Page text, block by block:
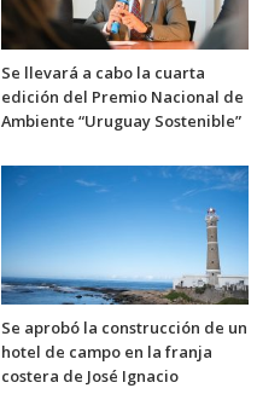
Se llevará a cabo la cuarta
edición del Premio Nacional de
Ambiente “Uruguay Sostenible”
Se aprobó la construcción de un
hotel de campo en la franja
costera de José Ignacio